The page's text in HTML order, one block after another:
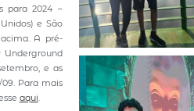
para 2024 –
e São
A pré-
Underground
e as
Para mais
aqui